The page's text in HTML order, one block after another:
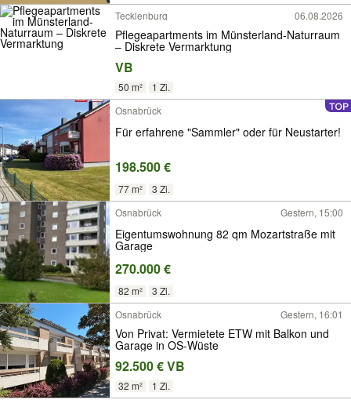
Tecklenburg
06.08.2026
Pflegeapartments im Münsterland-Naturraum
– Diskrete Vermarktung
VB
50 m²
1 Zi.
Osnabrück
Für erfahrene "Sammler" oder für Neustarter!
198.500 €
77 m²
3 Zi.
Osnabrück
Gestern, 15:00
Eigentumswohnung 82 qm Mozartstraße mit
Garage
270.000 €
82 m²
3 Zi.
Osnabrück
Gestern, 16:01
Von Privat: Vermietete ETW mit Balkon und
Garage in OS-Wüste
92.500 € VB
32 m² 1 Zi.